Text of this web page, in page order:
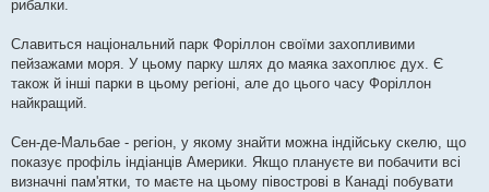
рибалки.
Славиться національний парк Форіллон своїми захопливими
пейзажами моря. У цьому парку шлях до маяка захоплює дух. Є
також й інші парки в цьому регіоні, але до цього часу Форіллон
найкращий.
Сен-де-Мальбае - регіон, у якому знайти можна індійську скелю, що
показує профіль індіанців Америки. Якщо плануєте ви побачити всі
визначні пам'ятки, то маєте на цьому півострові в Канаді побувати